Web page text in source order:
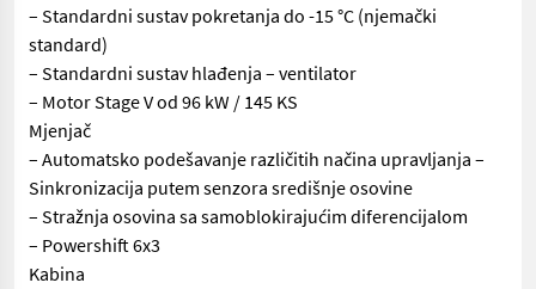
– Standardni sustav pokretanja do -15 °C (njemački
standard)
– Standardni sustav hlađenja – ventilator
– Motor Stage V od 96 kW / 145 KS
Mjenjač
– Automatsko podešavanje različitih načina upravljanja –
Sinkronizacija putem senzora središnje osovine
– Stražnja osovina sa samoblokirajućim diferencijalom
– Powershift 6x3
Kabina